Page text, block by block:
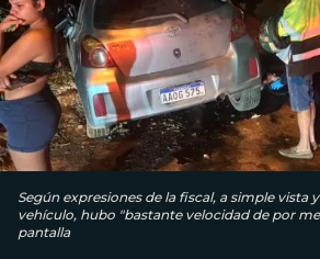
Según expresiones de la fiscal, a simple vista
vehículo, hubo "bastante velocidad de por
pantalla